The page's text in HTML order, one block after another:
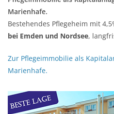
Marienhafe.
Bestehendes Pflegeheim mit
bei Emden und Nordsee,
Zur Pflegeimmobilie als
Marienhafe.